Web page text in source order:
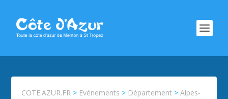
COTE.AZUR.FR > Evénements > Département >Alpes-